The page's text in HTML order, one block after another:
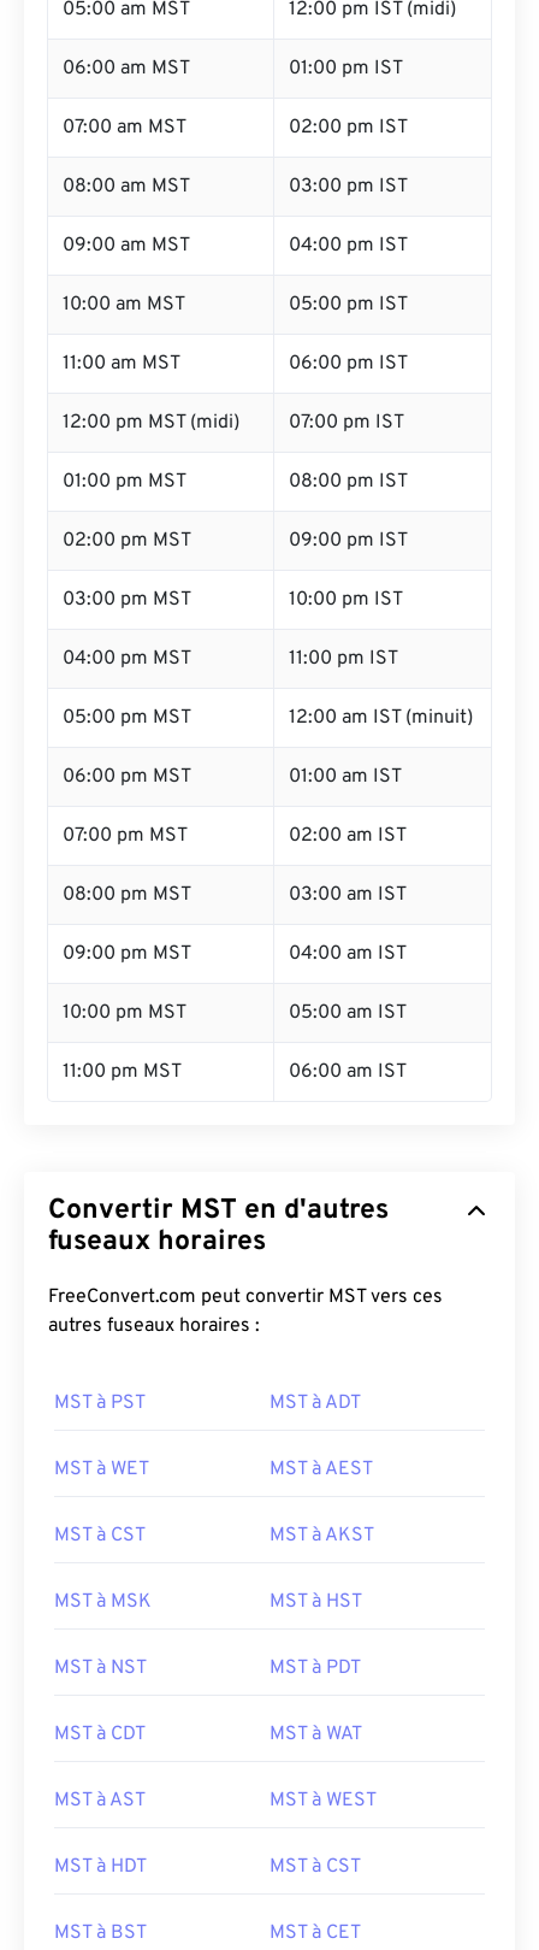
05:00 am MST 12:00 pm IST (midi)
06:00 am MST 01:00 pm IST
07:00 am MST 02:00 pm IST
08:00 am MST 03:00 pm IST
09:00 am MST 04:00 pm IST
10:00 am MST 05:00 pm IST
11:00 am MST 06:00 pm IST
12:00 pm MST (midi) 07:00 pm IST
01:00 pm MST 08:00 pm IST
02:00 pm MST 09:00 pm IST
03:00 pm MST 10:00 pm IST
04:00 pm MST 11:00 pm IST
05:00 pm MST 12:00 am IST (minuit)
06:00 pm MST 01:00 am IST
07:00 pm MST 02:00 am IST
08:00 pm MST 03:00 am IST
09:00 pm MST 04:00 am IST
10:00 pm MST 05:00 am IST
11:00 pm MST 06:00 am IST
Convertir MST en d'autres
fuseaux horaires
FreeConvert.com peut convertir MST vers ces
autres fuseaux horaires :
MST à PST MST à ADT
MST à WET MST à AEST
MST à CST MST à AKST
MST à MSK MST à HST
MST à NST MST à PDT
MST à CDT MST à WAT
MST à AST MST à WEST
MST à HDT MST à CST
MST à BST MST à CET